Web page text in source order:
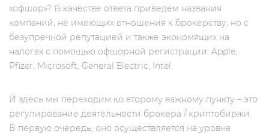
«офшор»? В качестве ответа приведём названия
компаний, не имеющих отношения к брокерству, но c
безупречной репутацией и также экономящих на
налогах с помощью офшорной регистрации: Apple,
Pfizer, Microsoft, General Electric, Intel.
И здесь мы переходим ко второму важному пункту – это
регулирование деятельности брокера / криптобиржи.
В первую очередь, оно осуществляется на уровне